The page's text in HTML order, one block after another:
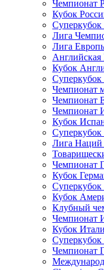
Чемпионат
Кубок
Лига
Лига
Кубок
Суперкубок
Чемпионат
Чемпионат
Чемпионат
Кубок
Лига
Чемпионат
Кубок
Кубок
Клубный
Чемпионат
Кубок
Суперкубок
Чемпионат